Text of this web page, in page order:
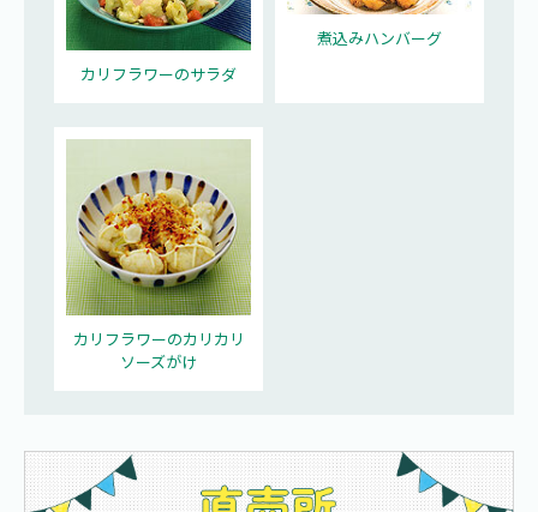
カリフラワーのサラダ
煮込みハンバーグ
カリフラワーのカリカリ
ソーズがけ